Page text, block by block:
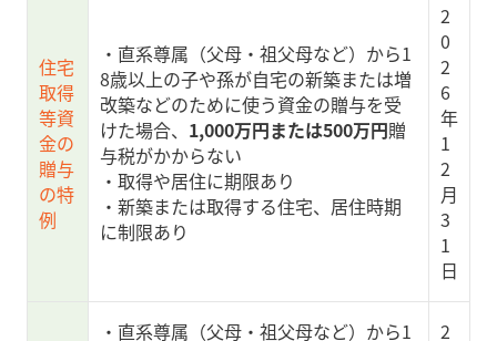
住宅
取得
等資
金の
贈与
の特
例
・直系尊属（父母・祖父母など）から1
8歳以上の子や孫が自宅の新築または増
改築などのために使う資金の贈与を受
けた場合、 1,000万円または500万円贈
与税がかからない
・取得や居住に期限あり
・新築または取得する住宅、居住時期
に制限あり
2
0
2
6
年
1
2
月
3
1
日
・直系尊属（父母・祖父母など）から1
2